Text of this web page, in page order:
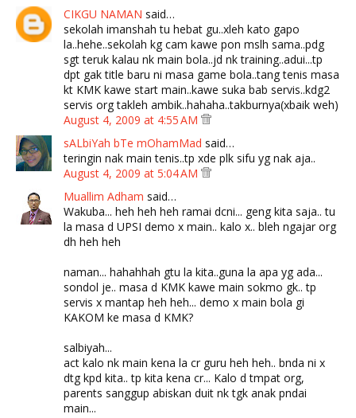
CIKGU NAMAN said…
sekolah imanshah tu hebat gu..xleh kato gapo
la..hehe..sekolah kg cam kawe pon mslh sama..pdg
sgt teruk kalau nk main bola..jd nk training..adui...tp
dpt gak title baru ni masa game bola..tang tenis masa
kt KMK kawe start main..kawe suka bab servis..kdg2
servis org takleh ambik..hahaha..takburnya(xbaik weh)
August 4, 2009 at 4:55 AM
sALbiYah bTe mOhamMad said…
teringin nak main tenis..tp xde plk sifu yg nak aja..
August 4, 2009 at 5:04 AM
Muallim Adham said…
Wakuba... heh heh heh ramai dcni... geng kita saja.. tu
la masa d UPSI demo x main.. kalo x.. bleh ngajar org
dh heh heh
naman... hahahhah gtu la kita..guna la apa yg ada...
sondol je.. masa d KMK kawe main sokmo gk.. tp
servis x mantap heh heh... demo x main bola gi
KAKOM ke masa d KMK?
salbiyah...
act kalo nk main kena la cr guru heh heh.. bnda ni x
dtg kpd kita.. tp kita kena cr... Kalo d tmpat org,
parents sanggup abiskan duit nk tgk anak pndai
main...